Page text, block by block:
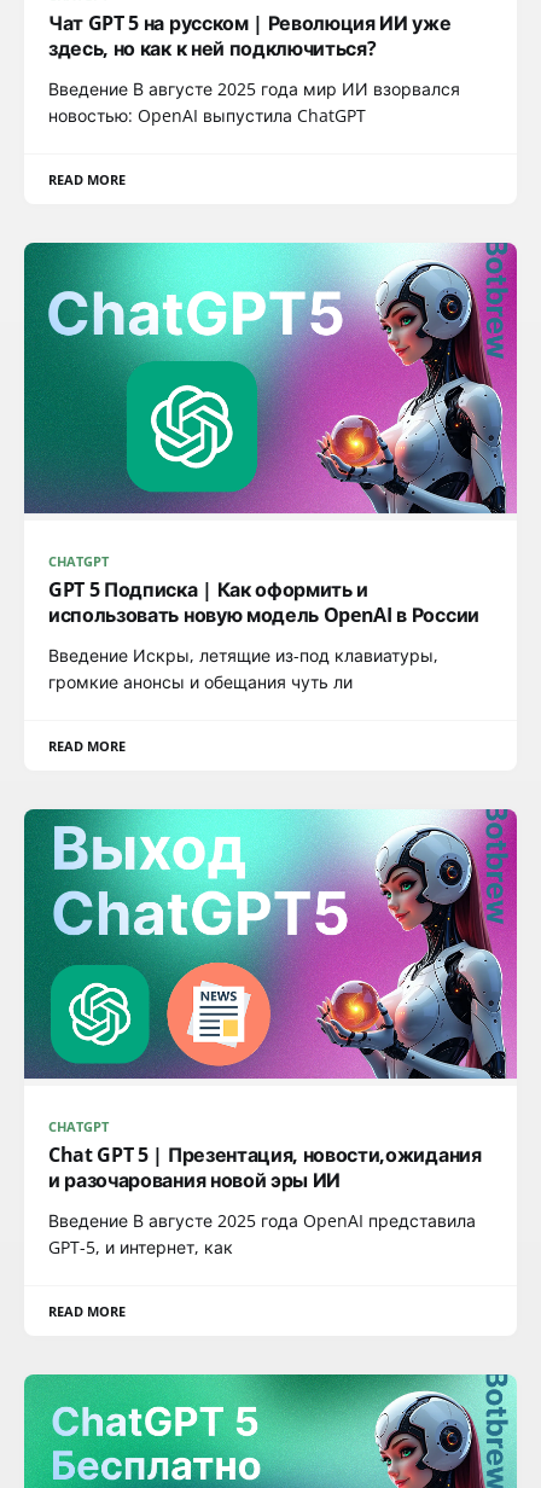
Чат GPT 5 на русском | Революция ИИ уже
здесь, но как к ней подключиться?
Введение В августе 2025 года мир ИИ взорвался
новостью: OpenAI выпустила ChatGPT
READ MORE
CHATGPT
GPT 5 Подписка | Как оформить и
использовать новую модель OpenAI в России
Введение Искры, летящие из-под клавиатуры,
громкие анонсы и обещания чуть ли
READ MORE
CHATGPT
Chat GPT 5 | Презентация, новости,ожидания
и разочарования новой эры ИИ
Введение В августе 2025 года OpenAI представила
GPT-5, и интернет, как
READ MORE